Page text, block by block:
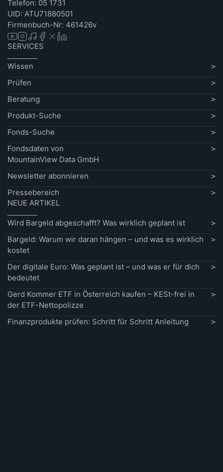
Telefon: 05 1731
UID: ATU71880501
Firmenbuch-Nr: 461426v
SERVICES
Wissen
Prüfen
Beratung
Produkt-Suche
Fonds-Suche
Fondsdaten von
MountainView Data GmbH
Newsletter abonnieren
Pressebereich
NEUE ARTIKEL
Wird Bargeld abgeschafft? Was wirklich geplant ist
Bargeld: Warum wir daran hängen – und was es wirklich
kostet
Der digitale Euro: Was geplant ist – und was er für dich
bedeutet
Gerd Kommer ETF in Österreich kaufen – KESt-frei in
der ETF-Nettopolizze
Finanzprodukte prüfen: Schritt für Schritt Anleitung